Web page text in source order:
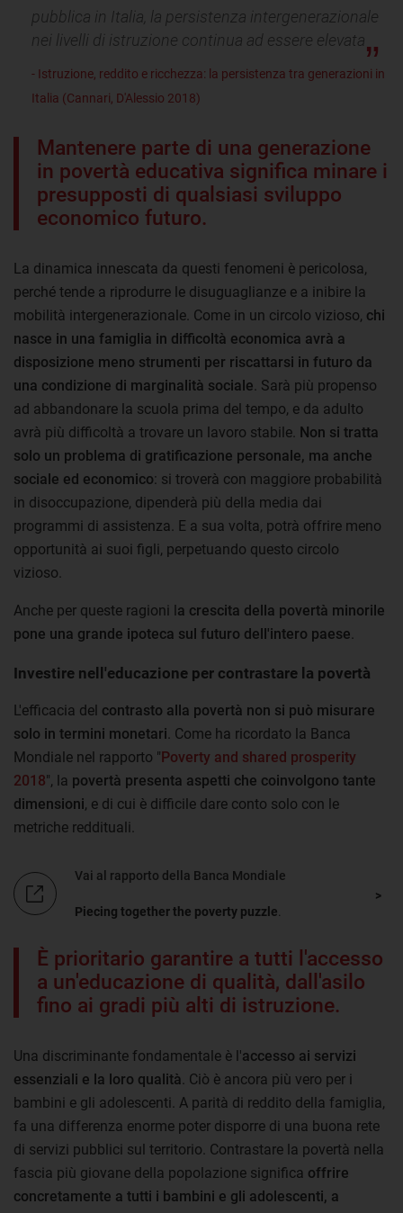
pubblica in Italia, la persistenza intergenerazionale
nei livelli di istruzione continua ad essere elevata
- Istruzione, reddito e ricchezza: la persistenza tra generazioni in
Italia (Cannari, D'Alessio 2018)
Mantenere parte di una generazione
in povertà educativa significa minare i
presupposti di qualsiasi sviluppo
economico futuro.
La dinamica innescata da questi fenomeni è pericolosa,
perché tende a riprodurre le disuguaglianze e a inibire la
mobilità intergenerazionale. Come in un circolo vizioso, chi
nasce in una famiglia in difficoltà economica avrà a
disposizione meno strumenti per riscattarsi in futuro da
una condizione di marginalità sociale . Sarà più propenso
ad abbandonare la scuola prima del tempo, e da adulto
avrà più difficoltà a trovare un lavoro stabile. Non si tratta
solo un problema di gratificazione personale, ma anche
sociale ed economico: si troverà con maggiore probabilità
in disoccupazione, dipenderà più della media dai
programmi di assistenza. E a sua volta, potrà offrire meno
opportunità ai suoi figli, perpetuando questo circolo
vizioso.
Anche per queste ragioni la crescita della povertà minorile
pone una grande ipoteca sul futuro dell'intero paese
Investire nell'educazione per contrastare la povertà
L'efficacia del contrasto alla povertà non si può misurare
solo in termini monetari . Come ha ricordato la Banca
Mondiale nel rapporto "Poverty and shared prosperity
2018", la povertà presenta aspetti che coinvolgono tante
dimensioni, e di cui è difficile dare conto solo con le
metriche reddituali.
Vai al rapporto della Banca Mondiale
Piecing together the poverty puzzle
È prioritario garantire a tutti l'accesso
a un'educazione di qualità, dall'asilo
fino ai gradi più alti di istruzione.
Una discriminante fondamentale è l'accesso ai servizi
essenziali e la loro qualità . Ciò è ancora più vero per i
bambini e gli adolescenti. A parità di reddito della famiglia,
fa una differenza enorme poter disporre di una buona rete
di servizi pubblici sul territorio. Contrastare la povertà nella
fascia più giovane della popolazione significa offrire
concretamente a tutti i bambini e gli adolescenti, a